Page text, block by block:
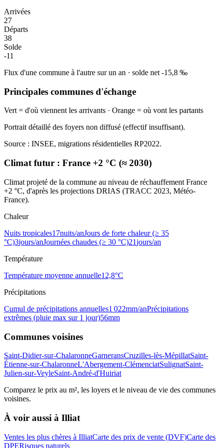
Arrivées
27
Départs
38
Solde
-11
Flux d'une commune à l'autre sur un an · solde net -15,8 ‰
Principales communes d'échange
Vert = d'où viennent les arrivants · Orange = où vont les partants
Portrait détaillé des foyers non diffusé (effectif insuffisant).
Source : INSEE, migrations résidentielles RP2022.
Climat futur : France +2 °C (≈ 2030)
Climat projeté de la commune au niveau de réchauffement France
+2 °C, d'après les projections DRIAS (TRACC 2023, Météo-
France).
Chaleur
Nuits tropicales17nuits/anJours de forte chaleur (≥ 35
°C)3jours/anJournées chaudes (≥ 30 °C)21jours/an
Température
Température moyenne annuelle12,8°C
Précipitations
Cumul de précipitations annuelles1 022mm/anPrécipitations
extrêmes (pluie max sur 1 jour)56mm
Communes voisines
Saint-Didier-sur-ChalaronneGarneransCruzilles-lès-MépillatSaint-
Étienne-sur-ChalaronneL'Abergement-ClémenciatSulignatSaint-
Julien-sur-VeyleSaint-André-d'Huiriat
Comparez le prix au m², les loyers et le niveau de vie des communes
voisines.
À voir aussi à Illiat
Ventes les plus chères à IlliatCarte des prix de vente (DVF)Carte des
DPERisques naturels